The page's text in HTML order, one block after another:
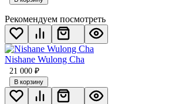
Рекомендуем посмотреть
Nishane Wulong Cha
21 000 ₽
В корзину